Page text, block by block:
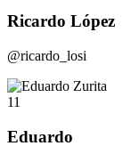
Ricardo López
@ricardo_losi
11
Eduardo